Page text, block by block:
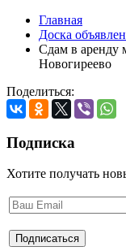
Главная
Доска
Сдам в аренду
Новогиреево
Поделиться:
Подписка
Хотите получать